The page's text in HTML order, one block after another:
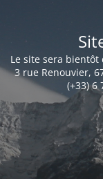
Le site sera
3 rue Renouvier,
(+33) 6